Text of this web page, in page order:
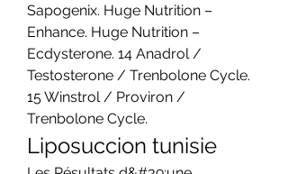
Sapogenix. Huge Nutrition –
Enhance. Huge Nutrition –
Ecdysterone. 14 Anadrol /
Testosterone / Trenbolone Cycle.
15 Winstrol / Proviron /
Trenbolone Cycle.
Liposuccion tunisie